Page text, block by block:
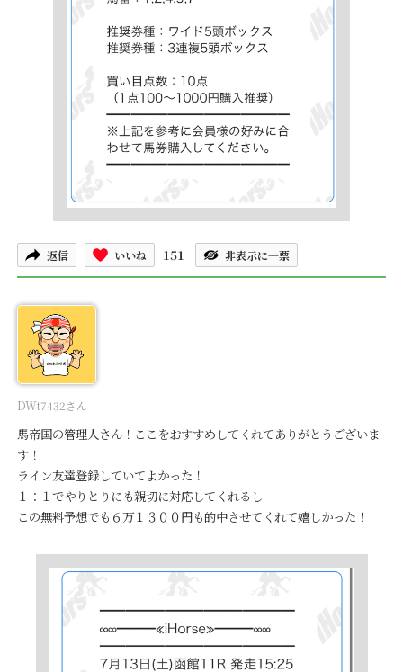
返信 いいね 151 非表示に一票
DWt7432さん
馬帝国の管理人さん！ここをおすすめしてくれてありがとうございま
す！
ライン友達登録していてよかった！
１：１でやりとりにも親切に対応してくれるし
この無料予想でも６万１３００円も的中させてくれて嬉しかった！